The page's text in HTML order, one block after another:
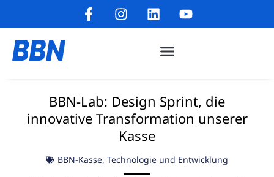
BBN-Lab: Design Sprint, die
innovative Transformation unserer
Kasse
BBN-Kasse, Technologie und Entwicklung